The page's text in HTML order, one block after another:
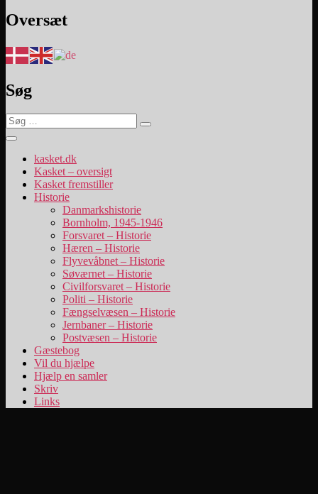
Oversæt
Søg
Søg
efter:
Søg
kasket.dk
Kasket – oversigt
Kasket fremstiller
Historie
Danmarkshistorie
Bornholm, 1945-1946
Forsvaret – Historie
Hæren – Historie
Flyvevåbnet – Historie
Søværnet – Historie
Civilforsvaret – Historie
Politi – Historie
Fængselvæsen – Historie
Jernbaner – Historie
Postvæsen – Historie
Gæstebog
Vil du hjælpe
Hjælp en samler
Skriv
Links